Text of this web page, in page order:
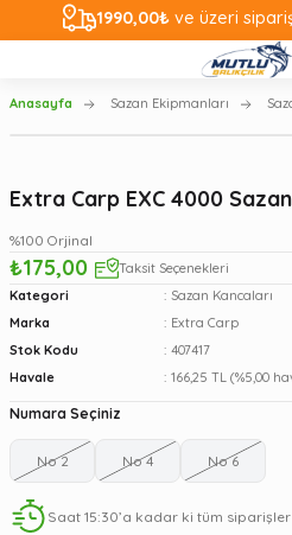
1990,00₺ ve üzeri
Anasayfa Sazan Ekipmanları
Extra Carp EXC 4000
%100 Orjinal
₺175,00
Taksit Seçenekleri
Kategori
Sazan Kancaları
Marka
Extra Carp
Stok Kodu
407417
Havale
166,25 TL (%5,00
Numara Seçiniz
No 2 No 4 No 6
Saat 15:30’a kadar ki tüm